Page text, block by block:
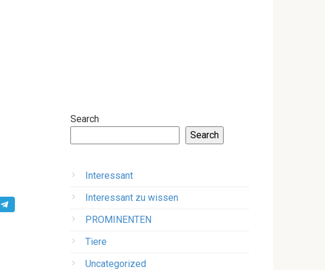
Search
Search
Interessant
Interessant zu wissen
PROMINENTEN
Tiere
Uncategorized